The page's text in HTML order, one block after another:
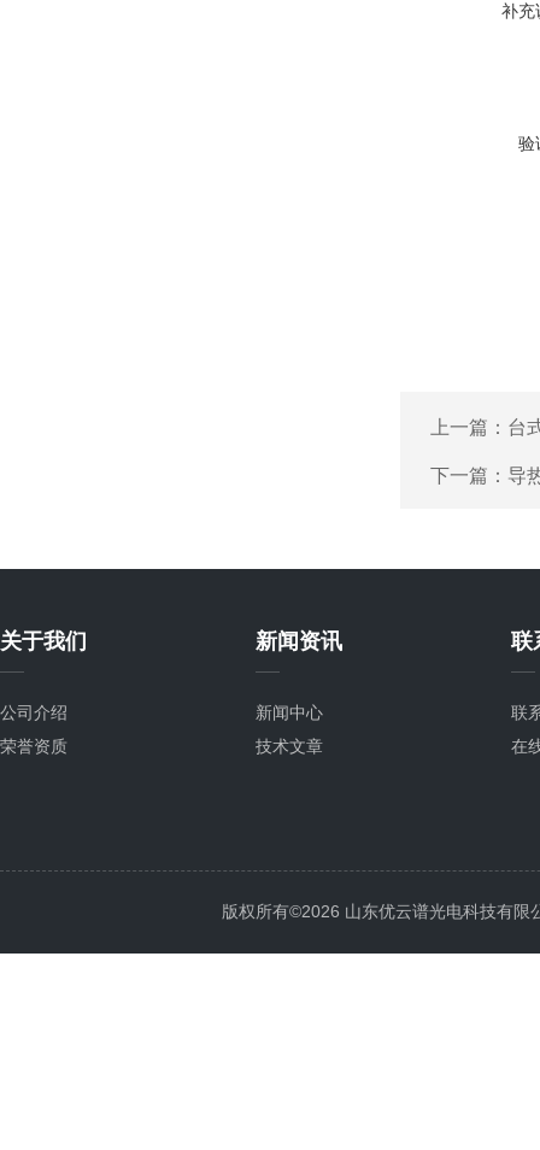
补充
验
上一篇： 台
下一篇： 导
关于我们
公司介绍
荣誉资质
新闻资讯
新闻中心
技术文章
联
联
在
版权所有©2026 山东优云谱光电科技有